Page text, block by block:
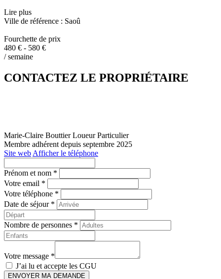
Lire plus
Ville de référence : Saoû
Fourchette de prix
480 € - 580 €
/ semaine
CONTACTEZ LE PROPRIÉTAIRE
Marie-Claire BouttierLoueur Particulier
Membre adhérent depuis septembre 2025
Site web Afficher le téléphone
Prénom et nom *
Votre email *
Votre téléphone *
Date de séjour *
Nombre de personnes *
Votre message *
J’ai lu et accepte les CGU
ENVOYER MA DEMANDE